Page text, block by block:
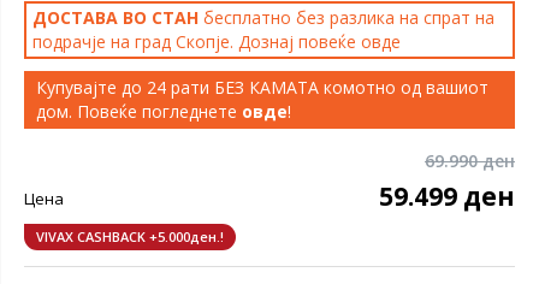
ДОСТАВА ВО СТАН бесплатно без разлика на спрат на
подрачје на град Скопје. Дознај повеќе овде
Купувајте до 24 рати БЕЗ КАМАТА комотно од вашиот
дом. Повеќе погледнете овде!
69.990 ден
Цена 59.499 ден
VIVAX CASHBACK +5.000ден.!